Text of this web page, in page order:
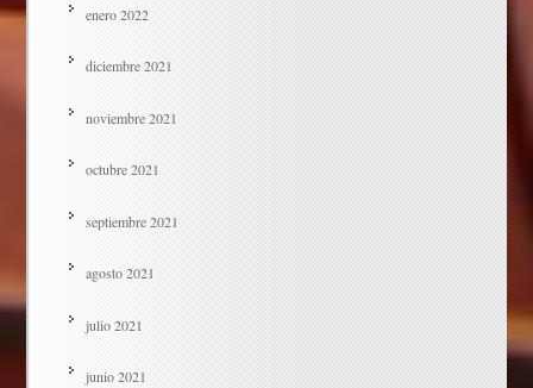
enero 2022
diciembre 2021
noviembre 2021
octubre 2021
septiembre 2021
agosto 2021
julio 2021
junio 2021